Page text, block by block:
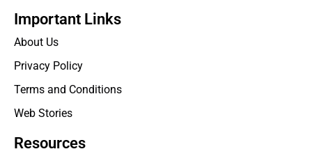
Important Links
About Us
Privacy Policy
Terms and Conditions
Web Stories
Resources